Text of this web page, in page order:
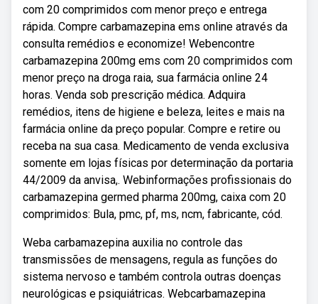
com 20 comprimidos com menor preço e entrega
rápida. Compre carbamazepina ems online através da
consulta remédios e economize! Webencontre
carbamazepina 200mg ems com 20 comprimidos com
menor preço na droga raia, sua farmácia online 24
horas. Venda sob prescrição médica. Adquira
remédios, itens de higiene e beleza, leites e mais na
farmácia online da preço popular. Compre e retire ou
receba na sua casa. Medicamento de venda exclusiva
somente em lojas físicas por determinação da portaria
44/2009 da anvisa,. Webinformações profissionais do
carbamazepina germed pharma 200mg, caixa com 20
comprimidos: Bula, pmc, pf, ms, ncm, fabricante, cód.
Weba carbamazepina auxilia no controle das
transmissões de mensagens, regula as funções do
sistema nervoso e também controla outras doenças
neurológicas e psiquiátricas. Webcarbamazepina